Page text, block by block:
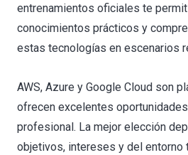
entrenamientos oficiales te
conocimientos prácticos y
estas tecnologías en escenarios
AWS, Azure y Google Cloud son
ofrecen excelentes
profesional. La mejor elección
objetivos, intereses y del entorno